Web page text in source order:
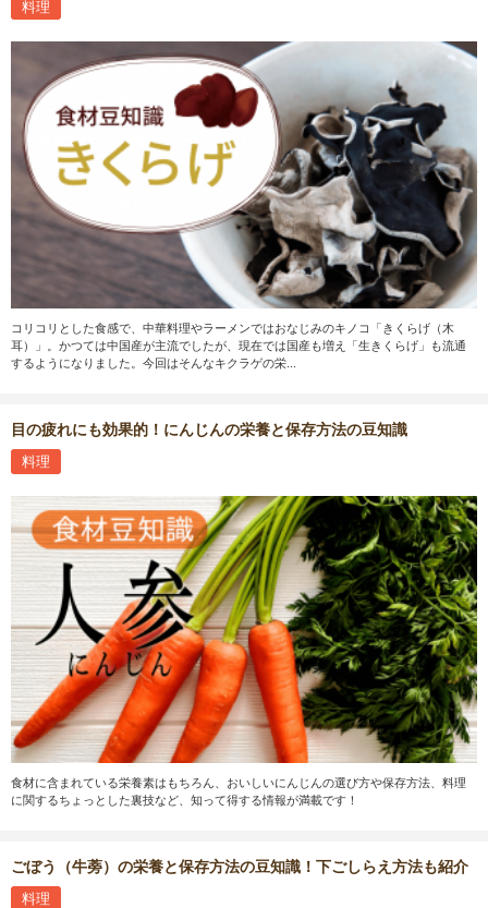
料理
コリコリとした食感で、中華料理やラーメンではおなじみのキノコ「きくらげ（木
耳）」。かつては中国産が主流でしたが、現在では国産も増え「生きくらげ」も流通
するようになりました。今回はそんなキクラゲの栄...
目の疲れにも効果的！にんじんの栄養と保存方法の豆知識
料理
食材に含まれている栄養素はもちろん、おいしいにんじんの選び方や保存方法、料理
に関するちょっとした裏技など、知って得する情報が満載です！
ごぼう（牛蒡）の栄養と保存方法の豆知識！下ごしらえ方法も紹介
料理